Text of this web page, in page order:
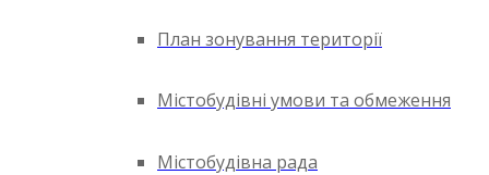
План зонування території
Містобудівні умови та обмеження
Містобудівна рада